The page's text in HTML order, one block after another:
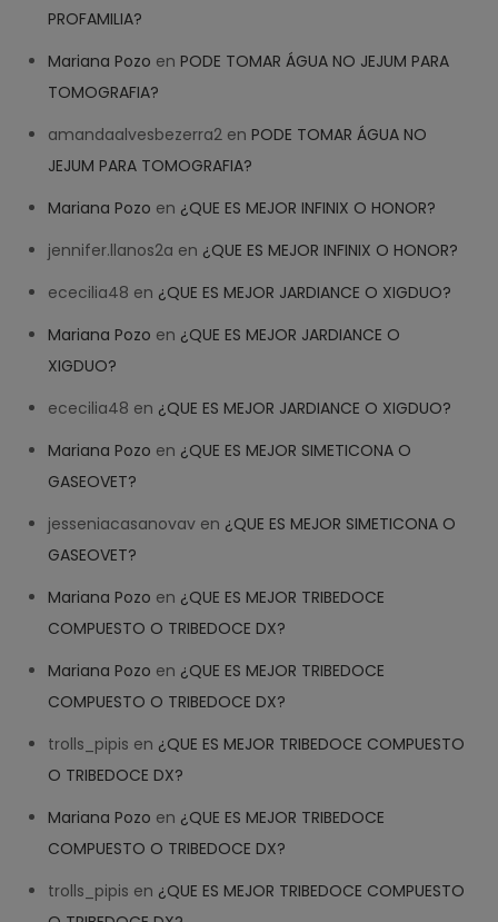
PROFAMILIA?
Mariana Pozo enPODE TOMAR ÁGUA NO JEJUM PARA
TOMOGRAFIA?
amandaalvesbezerra2 enPODE TOMAR ÁGUA NO
JEJUM PARA TOMOGRAFIA?
Mariana Pozo en ¿QUE ES MEJOR INFINIX O HONOR?
jennifer.llanos2a en ¿QUE ES MEJOR INFINIX O HONOR?
ececilia48 en ¿QUE ES MEJOR JARDIANCE O XIGDUO?
Mariana Pozo en ¿QUE ES MEJOR JARDIANCE O
XIGDUO?
ececilia48 en ¿QUE ES MEJOR JARDIANCE O XIGDUO?
Mariana Pozo en ¿QUE ES MEJOR SIMETICONA O
GASEOVET?
jesseniacasanovav en ¿QUE ES MEJOR SIMETICONA O
GASEOVET?
Mariana Pozo en ¿QUE ES MEJOR TRIBEDOCE
COMPUESTO O TRIBEDOCE DX?
Mariana Pozo en ¿QUE ES MEJOR TRIBEDOCE
COMPUESTO O TRIBEDOCE DX?
trolls_pipis en ¿QUE ES MEJOR TRIBEDOCE COMPUESTO
O TRIBEDOCE DX?
Mariana Pozo en ¿QUE ES MEJOR TRIBEDOCE
COMPUESTO O TRIBEDOCE DX?
trolls_pipis en ¿QUE ES MEJOR TRIBEDOCE COMPUESTO
10:39